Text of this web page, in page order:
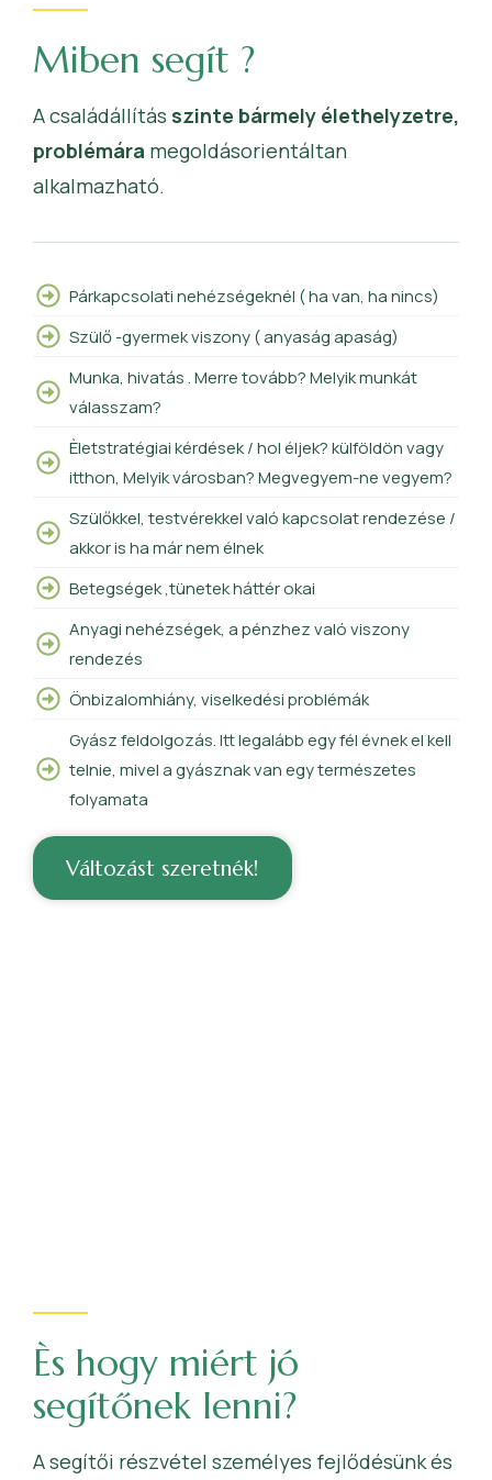
Miben segít ?
A családállítás szinte bármely élethelyzetre,
problémára megoldásorientáltan
alkalmazható.
Párkapcsolati nehézségeknél ( ha van, ha nincs)
Szülő -gyermek viszony ( anyaság apaság)
Munka, hivatás . Merre tovább? Melyik munkát
válasszam?
Èletstratégiai kérdések / hol éljek? külföldön vagy
itthon, Melyik városban? Megvegyem-ne vegyem?
Szülőkkel, testvérekkel való kapcsolat rendezése /
akkor is ha már nem élnek
Betegségek ,tünetek háttér okai
Anyagi nehézségek, a pénzhez való viszony
rendezés
Önbizalomhiány, viselkedési problémák
Gyász feldolgozás. Itt legalább egy fél évnek el kell
telnie, mivel a gyásznak van egy természetes
folyamata
Változást szeretnék!
Ès hogy miért jó
segítőnek lenni?
A segítői részvétel személyes fejlődésünk és